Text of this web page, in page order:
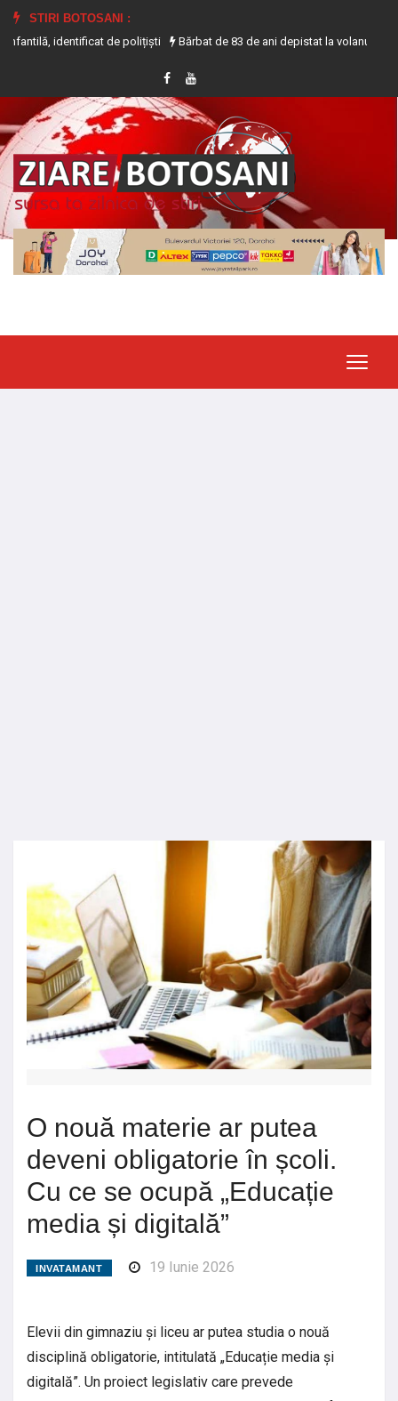
STIRI BOTOSANI :
de polițiști
Bărbat de 83 de ani depistat la volanul unui tractor
O nouă materie ar putea
deveni obligatorie în școli.
Cu ce se ocupă „Educație
media și digitală”
INVATAMANT 19 Iunie 2026
Elevii din gimnaziu și liceu ar putea studia o nouă
disciplină obligatorie, intitulată „Educație media și
digitală”. Un proiect legislativ care prevede